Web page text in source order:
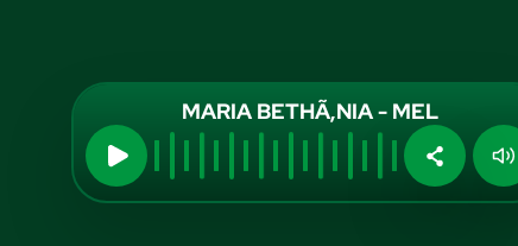
MARIA BETHÃ‚NIA - MEL